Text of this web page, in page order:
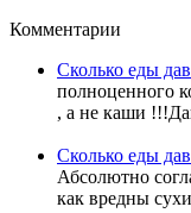
Комментарии
Сколько еды
полноценного
, а не каши
Сколько еды
Абсолютно
как вредны